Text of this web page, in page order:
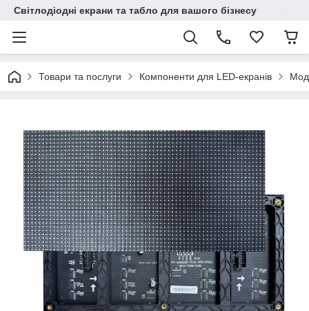
Світлодіодні екрани та табло для вашого бізнесу
Товари та послуги Компоненти для LED-екранів